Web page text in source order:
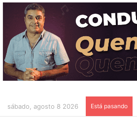
sábado, agosto 8 2026 Está pasando